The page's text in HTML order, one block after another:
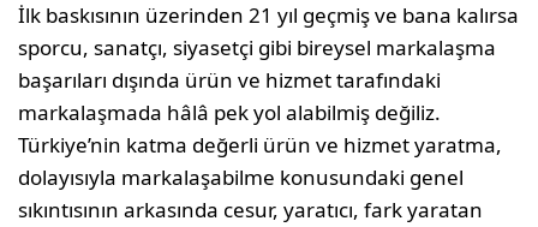
İlk baskısının üzerinden 21 yıl geçmiş ve bana kalırsa
sporcu, sanatçı, siyasetçi gibi birey­sel markalaşma
başarıları dışında ürün ve hizmet tarafındaki
markalaşmada hâlâ pek yol alabilmiş değiliz.
Türkiye’nin katma değerli ürün ve hizmet yaratma,
dolayısıyla markalaşabilme konusun­daki genel
sıkıntısının arkasında cesur, yaratıcı, fark yaratan